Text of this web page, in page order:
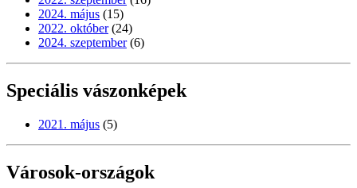
2024. május (15)
2022. október (24)
2024. szeptember (6)
Speciális vászonképek
2021. május (5)
Városok-országok